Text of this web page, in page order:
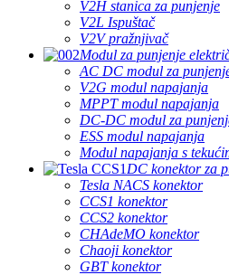
V2H stanica za punjenje
V2L Ispuštač
V2V pražnjivač
Modul za punjenje
AC DC modul za
V2G modul napajanja
MPPT modul napajanja
DC-DC modul za
ESS modul napajanja
Modul napajanja s
DC konektor za
Tesla NACS konektor
CCS1 konektor
CCS2 konektor
CHAdeMO konektor
Chaoji konektor
GBT konektor